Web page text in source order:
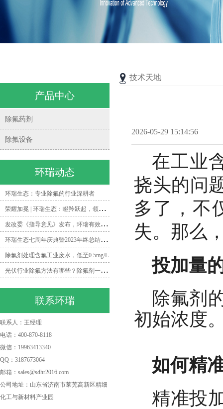
产品中心
除氟药剂
除氟设备
环瑞动态
环瑞生态：专业除氟的行业深耕者
荣
耀加冕 | 环瑞生态：瞪羚跃起，领跑除氟领域新时代
发
改委《指导意见》发布，环瑞有效打造矿井水除氟一体化解决方案
环
瑞生态七周年庆典暨2023年终总结会圆满落幕
除氟剂处理含氟工业废水，低至0.5mg/L
光
伏行业除氟方法有哪些？除氟剂一招帮你搞定！
联系环瑞
联系人：王经理
电话：400-870-8118
微信：19963413340
QQ：3187673064
邮箱：sales@sdhr2016.com
公司地址：山东省济南市莱芜高新区精细
化工与新材料产业园
技术天地
2026-05-29 15:14:56
在工业
挠头的问
多了，不
失。那么
投加量
除氟剂
初始浓度
如何精
精准投